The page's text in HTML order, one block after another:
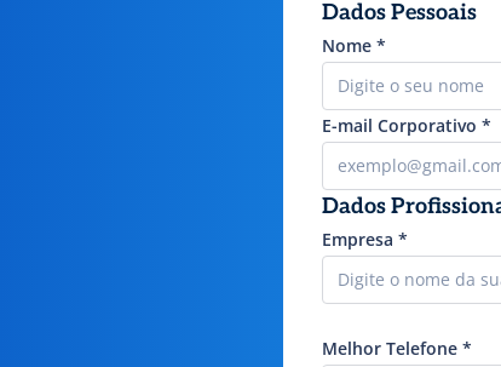
Dados Pessoais
Nome *
E-mail Corporativo *
Dados
Empresa *
Melhor Telefone *